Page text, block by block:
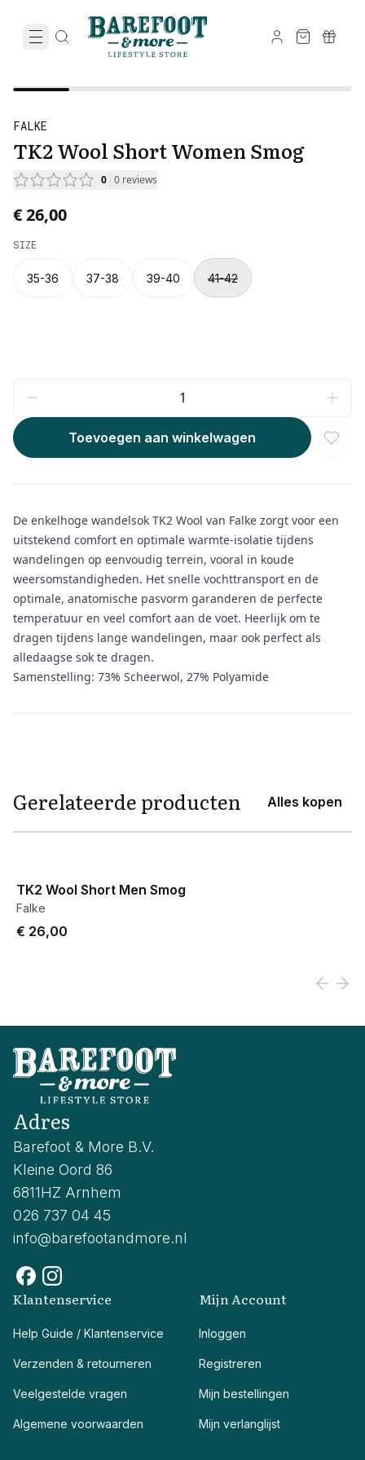
FALKE
TK2 Wool Short Women Smog
0 0 reviews
€ 26,00
SIZE
35-36 37-38 39-40 41-42
Toevoegen aan winkelwagen
De enkelhoge wandelsok TK2 Wool van Falke zorgt voor een
uitstekend comfort en optimale warmte-isolatie tijdens
wandelingen op eenvoudig terrein, vooral in koude
weersomstandigheden. Het snelle vochttransport en de
optimale, anatomische pasvorm garanderen de perfecte
temperatuur en veel comfort aan de voet. Heerlijk om te
dragen tijdens lange wandelingen, maar ook perfect als
alledaagse sok te dragen.
Samenstelling: 73% Scheerwol, 27% Polyamide
Gerelateerde producten Alles kopen
TK2 Wool Short Men Smog
Falke
€ 26,00
Adres
Barefoot & More B.V.
Kleine Oord 86
6811HZ Arnhem
026 737 04 45
info@barefootandmore.nl
Klantenservice
Help Guide / Klantenservice
Verzenden & retourneren
Veelgestelde vragen
Algemene voorwaarden
Mijn Account
Inloggen
Registreren
Mijn bestellingen
Mijn verlanglijst